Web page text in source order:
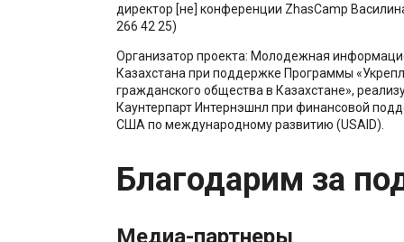
директор [не] конференции ZhasCamp
266 42 25)
Организатор проекта: Молодежная
Казахстана при поддержке Программы
гражданского общества в Казахстане»,
Каунтерпарт Интернэшнл при финансовой
США по международному развитию (USAID).
Благодарим за
Медиа-партнеры